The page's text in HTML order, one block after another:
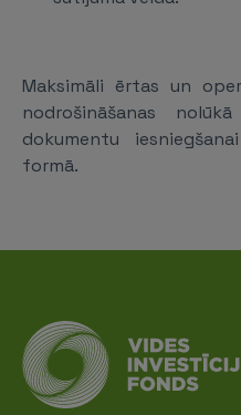
Maksimāli ērtas un
nodrošināšanas
dokumentu
formā.